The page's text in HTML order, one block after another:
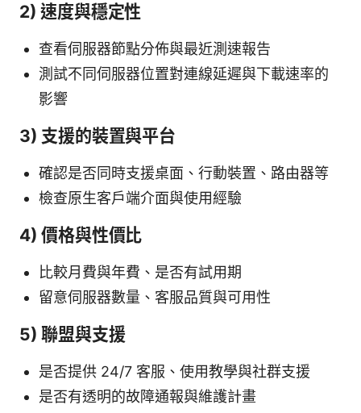
2) 速度與穩定性
查看伺服器節點分佈與最近測速報告
測試不同伺服器位置對連線延遲與下載速率的
影響
3) 支援的裝置與平台
確認是否同時支援桌面、行動裝置、路由器等
檢查原生客戶端介面與使用經驗
4) 價格與性價比
比較月費與年費、是否有試用期
留意伺服器數量、客服品質與可用性
5) 聯盟與支援
是否提供 24/7 客服、使用教學與社群支援
是否有透明的故障通報與維護計畫